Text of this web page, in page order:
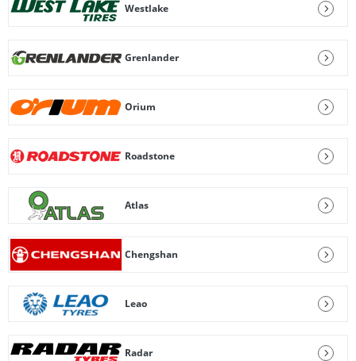
Westlake
Grenlander
Orium
Roadstone
Atlas
Chengshan
Leao
Radar